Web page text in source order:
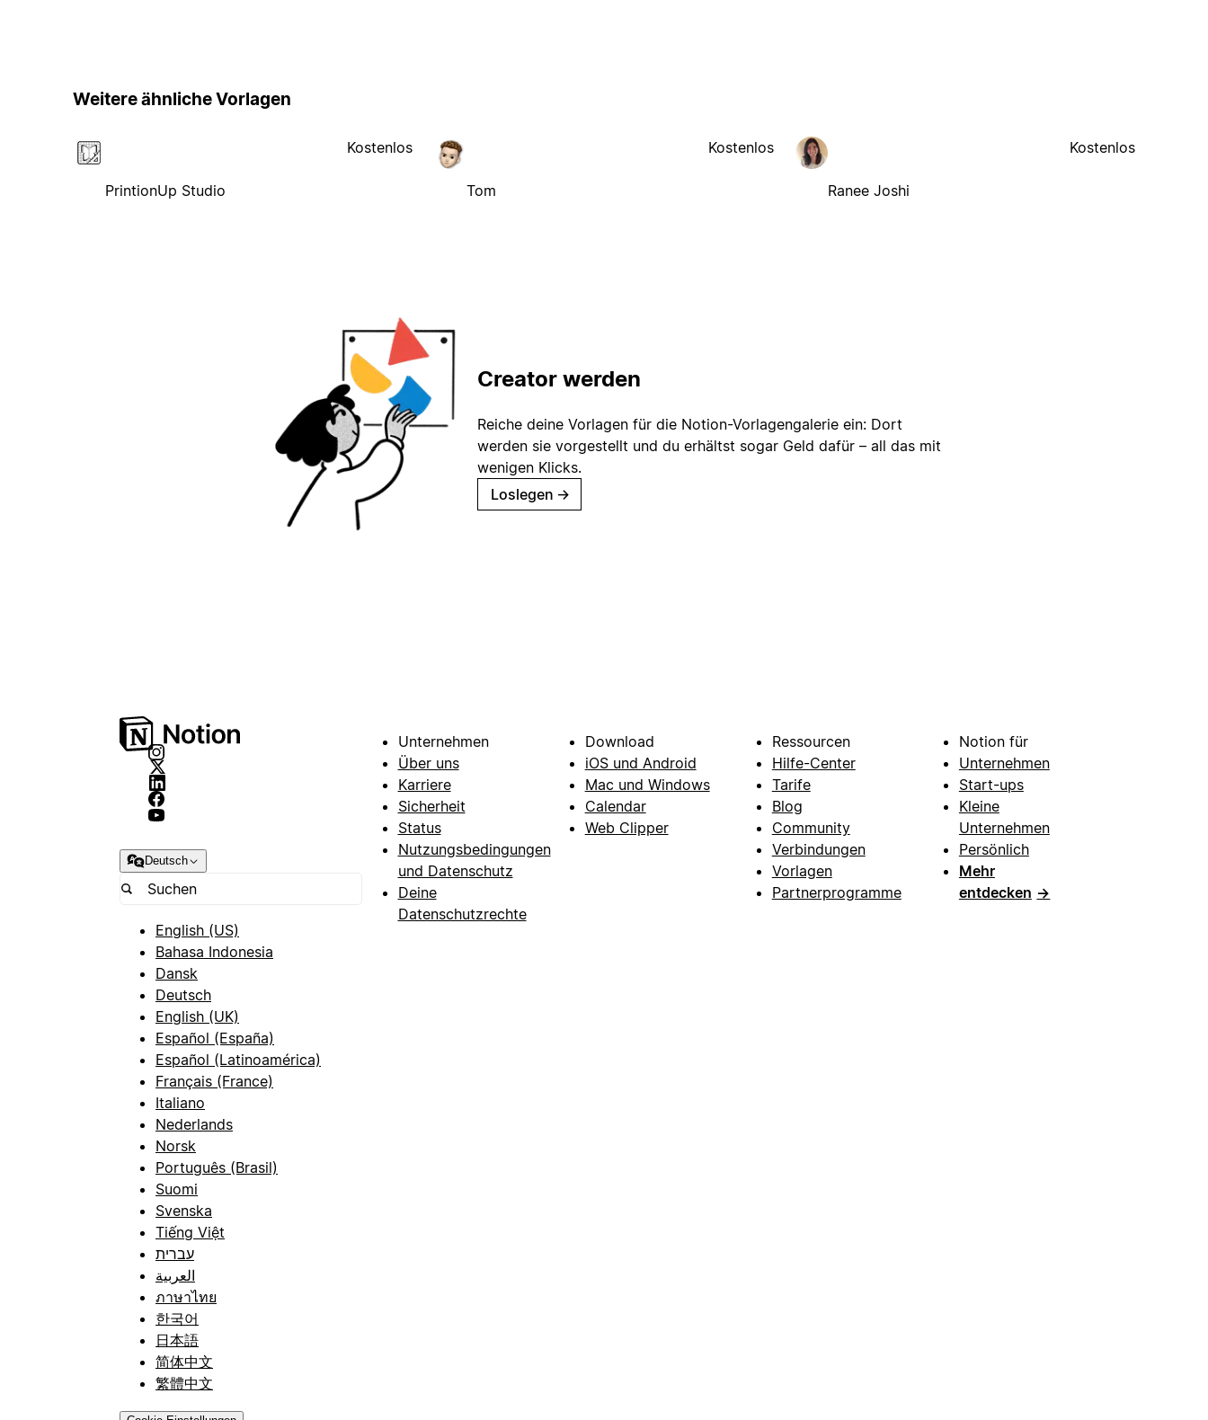
Weitere ähnliche Vorlagen
PrintionUp Studio
Kostenlos
Tom
Kostenlos
Ranee Joshi
Kostenlos
Creator werden
Reiche deine Vorlagen für die Notion-Vorlagengalerie ein: Dort
werden sie vorgestellt und du erhältst sogar Geld dafür – all das mit
wenigen Klicks.
Loslegen →
Deutsch
English (US)
Bahasa Indonesia
Dansk
Deutsch
English (UK)
Español (España)
Español (Latinoamérica)
Français (France)
Italiano
Nederlands
Norsk
Português (Brasil)
Suomi
Svenska
Tiếng Việt
עברית
العربية
ภาษาไทย
한국어
日本語
简体中文
繁體中文
Unternehmen
Über uns
Karriere
Sicherheit
Status
Nutzungsbedingungen
und Datenschutz
Deine
Datenschutzrechte
Download
iOS und Android
Mac und Windows
Calendar
Web Clipper
Ressourcen
Hilfe-Center
Tarife
Blog
Community
Verbindungen
Vorlagen
Partnerprogramme
Notion für
Unternehmen
Start-ups
Kleine
Unternehmen
Persönlich
Mehr
entdecken →